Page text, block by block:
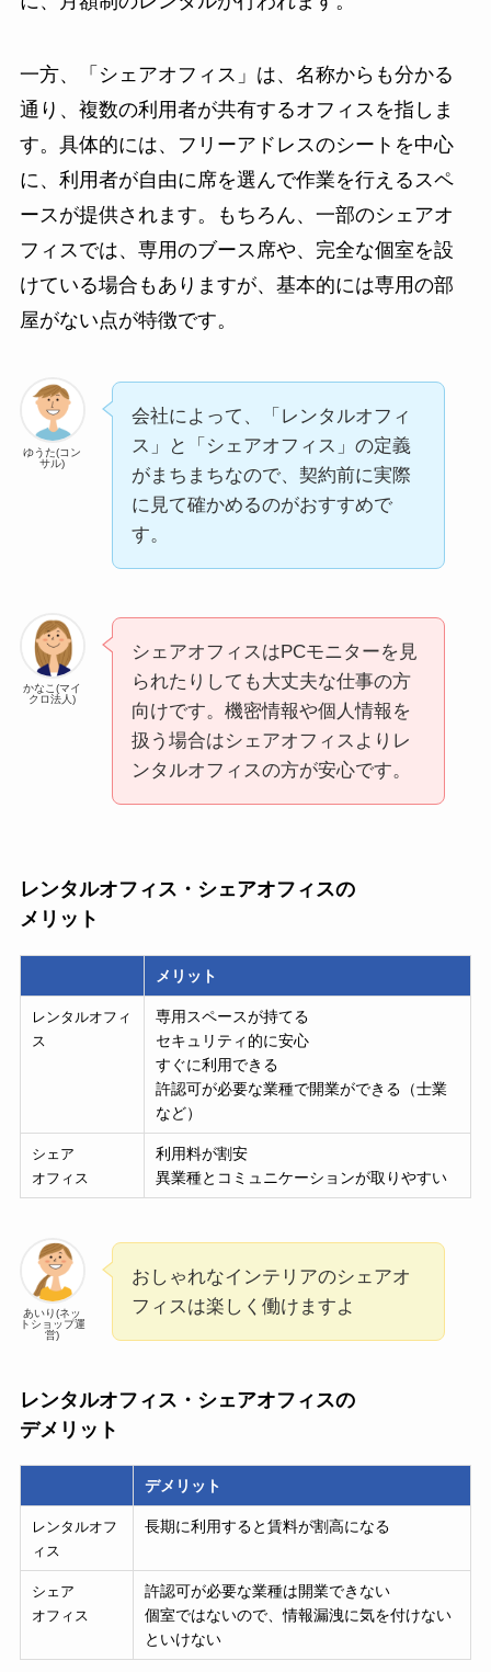
一方、「シェアオフィス」は、名称からも分かる
通り、複数の利用者が共有するオフィスを指しま
す。具体的には、フリーアドレスのシートを中心
に、利用者が自由に席を選んで作業を行えるスペ
ースが提供されます。もちろん、一部のシェアオ
フィスでは、専用のブース席や、完全な個室を設
けている場合もありますが、基本的には専用の部
屋がない点が特徴です。
ゆうた(コン
サル)
会社によって、「レンタルオフィ
ス」と「シェアオフィス」の定義
がまちまちなので、契約前に実際
に見て確かめるのがおすすめで
す。
かなこ(マイ
クロ法人)
シェアオフィスはPCモニターを見
られたりしても大丈夫な仕事の方
向けです。機密情報や個人情報を
扱う場合はシェアオフィスよりレ
ンタルオフィスの方が安心です。
レンタルオフィス・シェアオフィスの
メリット
メリット
レンタルオフィ
ス
専用スペースが持てる
セキュリティ的に安心
すぐに利用できる
許認可が必要な業種で開業ができる（士業
など）
シェア
オフィス
利用料が割安
異業種とコミュニケーションが取りやすい
あいり(ネッ
トショップ運
営)
おしゃれなインテリアのシェアオ
フィスは楽しく働けますよ
レンタルオフィス・シェアオフィスの
デメリット
デメリット
レンタルオフ
ィス
長期に利用すると賃料が割高になる
シェア
オフィス
許認可が必要な業種は開業できない
個室ではないので、情報漏洩に気を付けない
といけない